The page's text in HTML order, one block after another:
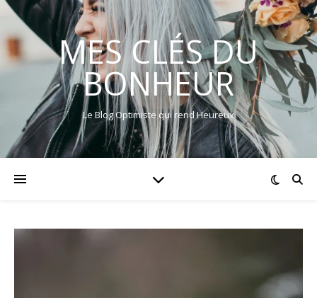
MES CLÉS DU
BONHEUR
Le Blog Optimiste qui rend Heureux